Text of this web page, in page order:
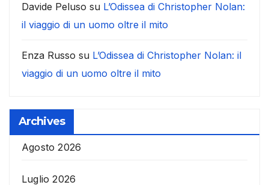
Davide Peluso su L’Odissea di Christopher Nolan:
il viaggio di un uomo oltre il mito
Enza Russo su L’Odissea di Christopher Nolan: il
viaggio di un uomo oltre il mito
Archives
Agosto 2026
Luglio 2026